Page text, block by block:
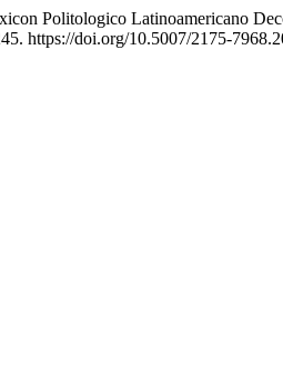
Politologico Latinoamericano
https://doi.org/10.5007/2175-